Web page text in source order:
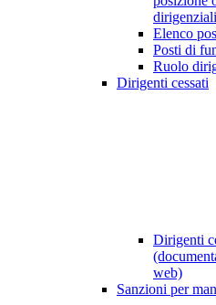
Elenco
Posti di
Ruolo
Dirigenti cessati
Dirigenti
web)
Sanzioni per